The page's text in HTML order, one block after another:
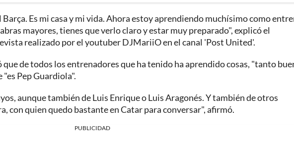
Es mi casa y mi vida. Ahora estoy aprendiendo muchísimo como
mayores, tienes que verlo claro y estar muy preparado", explicó el
realizado por el youtuber DJMariiO en el canal 'Post United'.
de todos los entrenadores que ha tenido ha aprendido cosas, "tanto
Pep Guardiola".
aunque también de Luis Enrique o Luis Aragonés. Y también de otros
con quien quedo bastante en Catar para conversar", afirmó.
PUBLICIDAD